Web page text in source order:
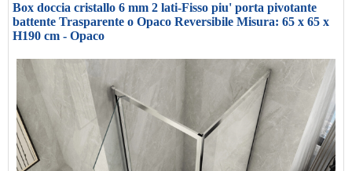
Box doccia cristallo 6 mm 2 lati-Fisso piu' porta pivotante
battente Trasparente o Opaco Reversibile Misura: 65 x 65 x
H190 cm - Opaco